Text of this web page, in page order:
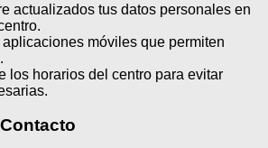
actualizados tus datos personales en
móviles que permiten
los horarios del centro para evitar